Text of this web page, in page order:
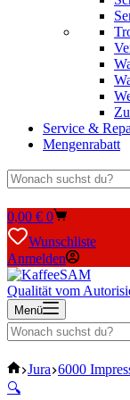
Service &
Mengenrabatt
Keine
Ergebnisse
Warenkorb
0,00 € 0
Wunschliste
Anmelden
Qualität vom
Menü
Keine
Ergebnisse
Start
Jura 6000
🔍